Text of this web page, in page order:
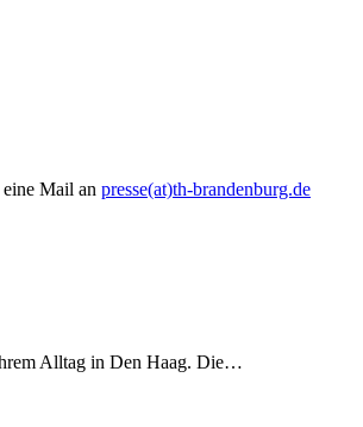
Mail an presse(at)th-brandenburg.de
Alltag in Den Haag. Die…